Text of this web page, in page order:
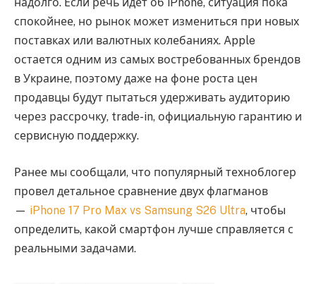
спокойнее, но рынок может измениться при новых
поставках или валютных колебаниях. Apple
остается одним из самых востребованных брендов
в Украине, поэтому даже на фоне роста цен
продавцы будут пытаться удерживать аудиторию
через рассрочку, trade-in, официальную гарантию и
сервисную поддержку.
Ранее мы сообщали, что популярный техноблогер
провел детальное сравнение двух флагманов
— iPhone 17 Pro Max vs Samsung S26 Ultra, чтобы
определить, какой смартфон лучше справляется с
реальными задачами.